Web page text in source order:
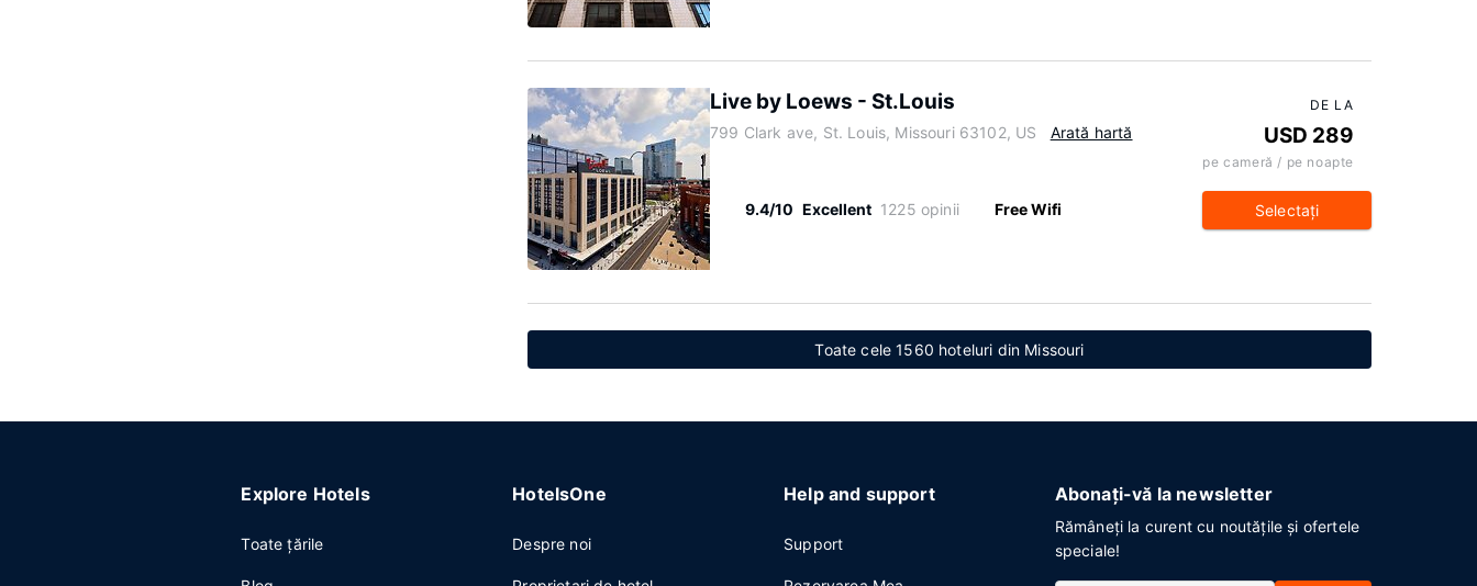
Live by Loews - St.Louis
799 Clark ave, St. Louis, Missouri 63102, US Arată hartă
9.4/10 Excellent 1225 opinii Free Wifi
DE LA
USD 289
pe cameră / pe noapte
Selectaţi
Toate cele 1560 hoteluri din Missouri
Explore Hotels
Toate ţările
HotelsOne
Despre noi
Help and support
Support
Abonați-vă la newsletter
Rămâneți la curent cu noutățile și ofertele
speciale!